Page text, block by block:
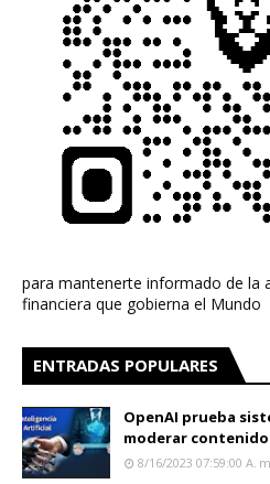
para mantenerte informado de la
financiera que gobierna el Mundo
ENTRADAS POPULARES
OpenAI prueba
moderar
8/16/2023 07:59:00 A.